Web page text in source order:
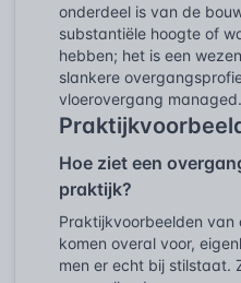
onderdeel is van de
substantiële hoogte of
hebben; het is een
slankere
vloerovergang managed.
Hoe ziet een
praktijk?
Praktijkvoorbeelden van
komen overal voor,
men er echt bij stilstaat.